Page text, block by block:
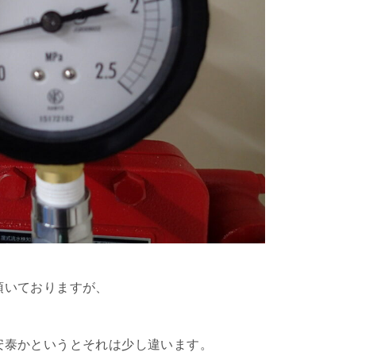
ておりますが、
かというとそれは少し違います。